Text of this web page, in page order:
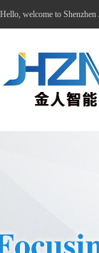
Hello, welcome to